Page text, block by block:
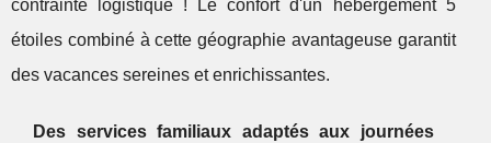
contrainte logistique ! Le confort d'un hébergement 5
étoiles combiné à cette géographie avantageuse garantit
des vacances sereines et enrichissantes.
Des services familiaux adaptés aux journées